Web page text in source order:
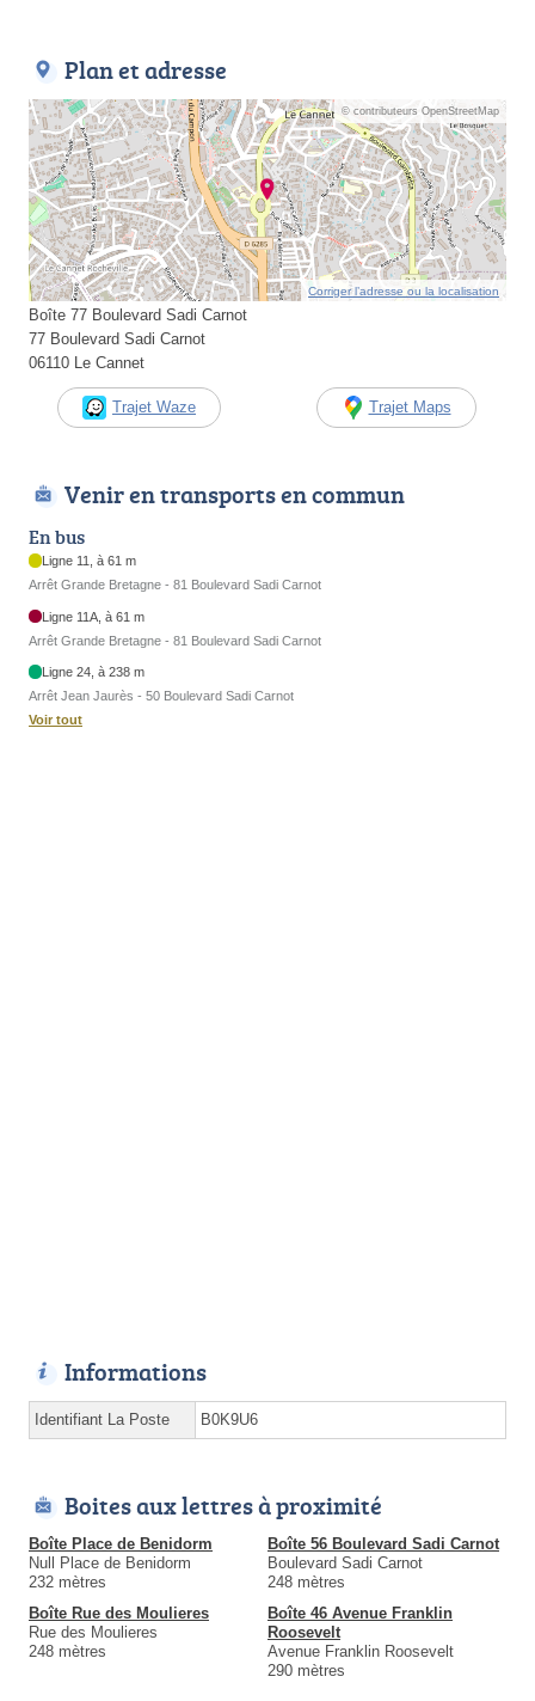
Plan et adresse
© contributeurs OpenStreetMap
Corriger l’adresse ou la localisation
Boîte 77 Boulevard Sadi Carnot
77 Boulevard Sadi Carnot
06110 Le Cannet
Trajet Waze Trajet Maps
Venir en transports en commun
En bus
Ligne 11, à 61 m
Arrêt Grande Bretagne - 81 Boulevard Sadi Carnot
Ligne 11A, à 61 m
Arrêt Grande Bretagne - 81 Boulevard Sadi Carnot
Ligne 24, à 238 m
Arrêt Jean Jaurès - 50 Boulevard Sadi Carnot
Voir tout
Informations
Identifiant La Poste B0K9U6
Boites aux lettres à proximité
Boîte Place de Benidorm
Null Place de Benidorm
232 mètres
Boîte 56 Boulevard Sadi Carnot
Boulevard Sadi Carnot
248 mètres
Boîte Rue des Moulieres
Rue des Moulieres
248 mètres
Boîte 46 Avenue Franklin
Roosevelt
Avenue Franklin Roosevelt
290 mètres